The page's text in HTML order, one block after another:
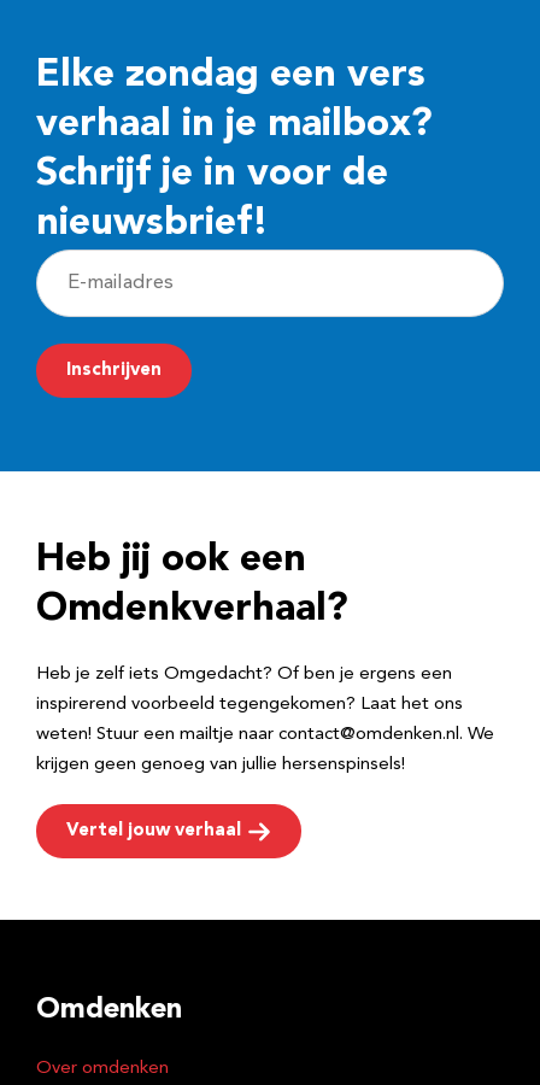
Elke zondag een vers
verhaal in je mailbox?
Schrijf je in voor de
nieuwsbrief!
E
-
m
a
r
e
Inschrijven
Heb jij ook een
Omdenkverhaal?
Heb je zelf iets Omgedacht? Of ben je ergens een
inspirerend voorbeeld tegengekomen? Laat het ons
weten! Stuur een mailtje naar contact@omdenken.nl. We
krijgen geen genoeg van jullie hersenspinsels!
Vertel jouw verhaal
Omdenken
Over omdenken